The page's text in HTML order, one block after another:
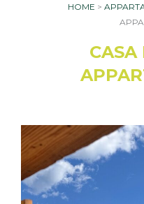
HOME >
CASA